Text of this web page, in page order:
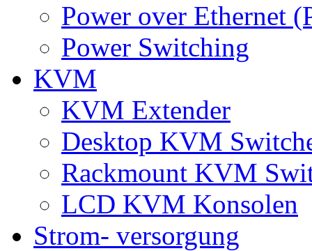
Power over Ethernet
Power Switching
KVM
KVM Extender
Desktop KVM
Rackmount KVM
LCD KVM Konsolen
Strom- versorgung